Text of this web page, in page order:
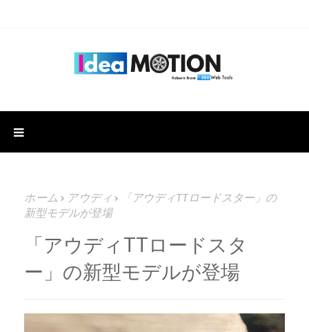
ホーム アウディ
「アウディTTロードスター」の
新型モデルが登場
「アウディTTロードスタ
ー」の新型モデルが登場